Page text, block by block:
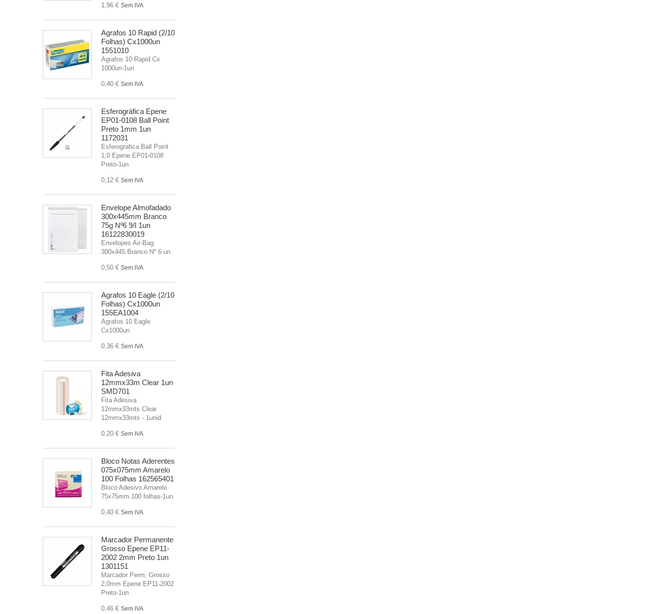
1,96 € Sem IVA
Agrafos 10 Rapid (2/10
Folhas) Cx1000un
1551010
Agrafos 10 Rapid Cx
1000un-1un
0,40 € Sem IVA
Esferográfica Epene
EP01-0108 Ball Point
Preto 1mm 1un
1172031
Esferografica Ball Point
1,0 Epene EP01-0108
Preto-1un
0,12 € Sem IVA
Envelope Almofadado
300x445mm Branco
75g Nº6 9/I 1un
16122830019
Envelopes Air-Bag
300x445 Branco Nº 6 un
0,50 € Sem IVA
Agrafos 10 Eagle (2/10
Folhas) Cx1000un
155EA1004
Agrafos 10 Eagle
Cx1000un
0,36 € Sem IVA
Fita Adesiva
12mmx33m Clear 1un
SMD701
Fita Adesiva
12mmx33mts Clear
12mmx33mts - 1unid
0,20 € Sem IVA
Bloco Notas Aderentes
075x075mm Amarelo
100 Folhas 162565401
Bloco Adesivo Amarelo
75x75mm 100 folhas-1un
0,40 € Sem IVA
Marcador Permanente
Grosso Epene EP11-
2002 2mm Preto 1un
1301151
Marcador Perm. Grosso
2,0mm Epene EP11-2002
Preto-1un
0,46 € Sem IVA